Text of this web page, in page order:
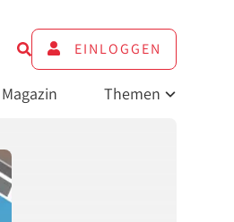
EINLOGGEN
Magazin Themen